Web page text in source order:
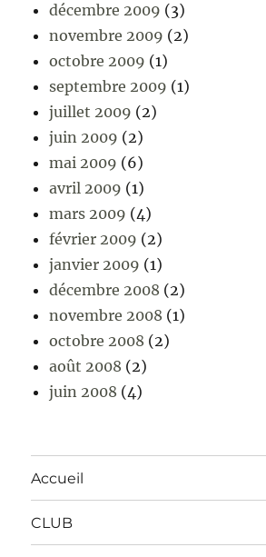
décembre 2009 (3)
novembre 2009 (2)
octobre 2009 (1)
septembre 2009 (1)
juillet 2009 (2)
juin 2009 (2)
mai 2009 (6)
avril 2009 (1)
mars 2009 (4)
février 2009 (2)
janvier 2009 (1)
décembre 2008 (2)
novembre 2008 (1)
octobre 2008 (2)
août 2008 (2)
juin 2008 (4)
Accueil
CLUB